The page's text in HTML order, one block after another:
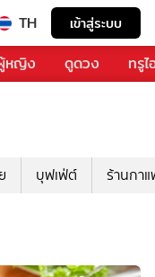
TH เข้าสู่ระบบ
หญิง ดูดวง ทรู
บุฟเฟ่ต์ ร้านกา